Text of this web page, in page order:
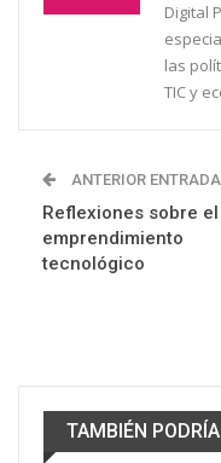
Digital
las
TIC y
ANTERIOR ENTRADA
Reflexiones sobre el
emprendimiento
tecnológico
TAMBIÉN